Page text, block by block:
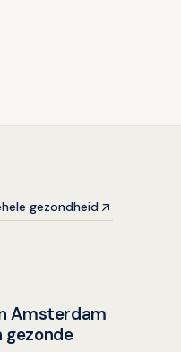
gezondheid
Amsterdam
gezonde